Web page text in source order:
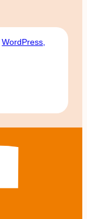
WordPress,